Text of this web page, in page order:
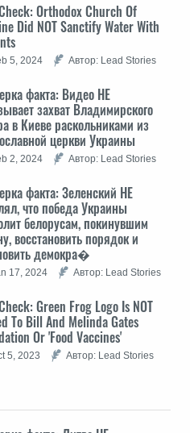
Orthodox Church Of
Did NOT Sanctify Water With
5, 2024 Автор: Lead Stories
факта: Видео НЕ
захват Владимирского
в Киеве раскольниками из
церкви Украины
2, 2024 Автор: Lead Stories
факта: Зеленский НЕ
что победа Украины
белорусам, покинувшим
восстановить порядок и
демокра�
17, 2024 Автор: Lead Stories
Green Frog Logo Is NOT
To Bill And Melinda Gates
Or 'Food Vaccines'
5, 2023 Автор: Lead Stories